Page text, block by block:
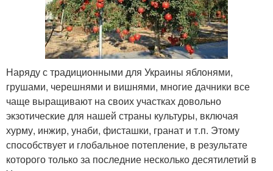
Наряду с традиционными для Украины яблонями,
грушами, черешнями и вишнями, многие дачники все
чаще выращивают на своих участках довольно
экзотические для нашей страны культуры, включая
хурму, инжир, унаби, фисташки, гранат и т.п. Этому
способствует и глобальное потепление, в результате
которого только за последние несколько десятилетий в